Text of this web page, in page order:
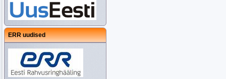
ERR uudised